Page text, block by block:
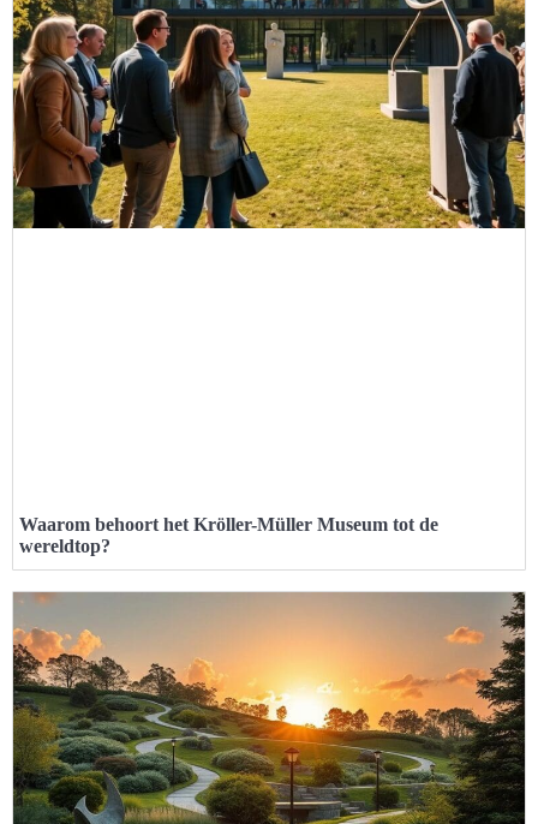
Waarom behoort het Kröller-Müller Museum tot de
wereldtop?